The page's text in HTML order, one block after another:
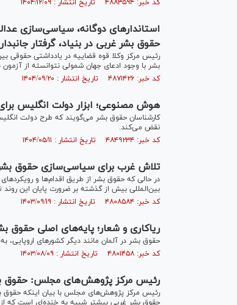
کد خبر: ۴۸۸۳۵۹۴ تاریخ انتشار : ۱۴۰۴/۱۲/۰۹
استاندار‌های دوگانه، سیاسی‌سازی
حقوق بشر غربی در بنیاد، گرفتار
رئیس مرکز وکلا قوه قضاییه در یادداشتی
بشر با وجود ادعای جهان شمولی نتوانسته از
کد خبر: ۴۸۷۱۴۲۶ تاریخ انتشار : ۱۴۰۴/۰۹/۲۰
هوش مصنوعی؛ ابزار دولت انگلیس
کارشناسان حقوق بشر می‌گویند که طرح دولت
نقض می‌کند.
کد خبر: ۴۸۴۹۲۳۴ تاریخ انتشار : ۱۴۰۴/۰۵/۱۱
تلاش غرب برای سیاسی‌سازی حقوق بشر
در حالی که حقوق بشر از طریق اقدام‌ها و
بین‌المللی بیش از گذشته بر ضرورت پایان این روند
کد خبر: ۴۸۰۸۵۸۴ تاریخ انتشار : ۱۴۰۳/۰۹/۱۹
ریاکاری و شعار؛ پایه‌های اصلی حقوق
حقوق بشر در آلمان مانند دیگر کشورهای
کد خبر: ۴۸۰۱۴۵۸ تاریخ انتشار : ۱۴۰۳/۰۸/۰۹
رئیس مرکز پژوهش‌های مجلس: حقوق
رئیس مرکز پژوهش‌های مجلس با بیان اینکه حقوق
حقوق بشر غربی بیشتر شبیه به خنده‌ای است که